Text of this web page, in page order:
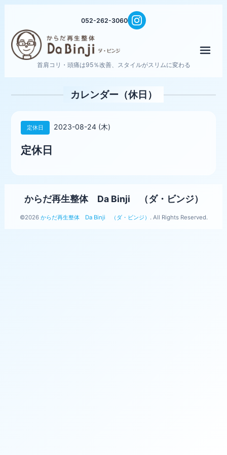
052-262-3060
首肩コリ・頭痛は95％改善、スタイルがスリムに変わる
カレンダー（休日）
定休日 2023-08-24 (木)
定休日
からだ再生整体 Da Binji （ダ・ビンジ）
©2026 からだ再生整体 Da Binji （ダ・ビンジ） . All Rights Reserved.